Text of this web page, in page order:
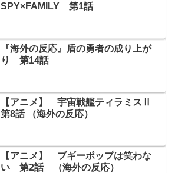
SPY×FAMILY 第1話
『海外の反応』盾の勇者の成り上が
り 第14話
【アニメ】 宇宙戦艦ティラミスⅡ
第8話 （海外の反応）
【アニメ】 ブギーポップは笑わな
い 第2話 （海外の反応）